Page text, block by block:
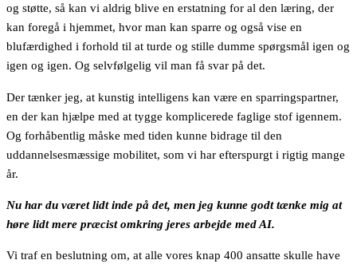
og støtte, så kan vi aldrig blive en erstatning for al den læring, der
kan foregå i hjemmet, hvor man kan sparre og også vise en
blufærdighed i forhold til at turde og stille dumme spørgsmål igen og
igen og igen. Og selvfølgelig vil man få svar på det.
Der tænker jeg, at kunstig intelligens kan være en sparringspartner,
en der kan hjælpe med at tygge komplicerede faglige stof igennem.
Og forhåbentlig måske med tiden kunne bidrage til den
uddannelsesmæssige mobilitet, som vi har efterspurgt i rigtig mange
år.
Nu har du været lidt inde på det, men jeg kunne godt tænke mig at
høre lidt mere præcist omkring jeres arbejde med AI.
Vi traf en beslutning om, at alle vores knap 400 ansatte skulle have